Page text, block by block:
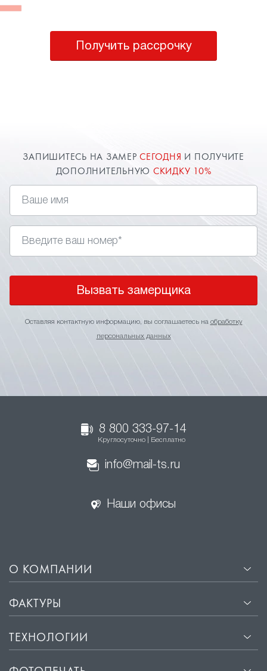
Получить рассрочку
ЗАПИШИТЕСЬ НА ЗАМЕРСЕГОДНЯ И ПОЛУЧИТЕ
ДОПОЛНИТЕЛЬНУЮ СКИДКУ 10%
Вызвать замерщика
Оставляя контактную информацию, вы соглашаетесь на обработку
персональных данных
8 800 333-97-14
Круглосуточно | Бесплатно
info@mail-ts.ru
Наши офисы
О КОМПАНИИ
ФАКТУРЫ
ТЕХНОЛОГИИ